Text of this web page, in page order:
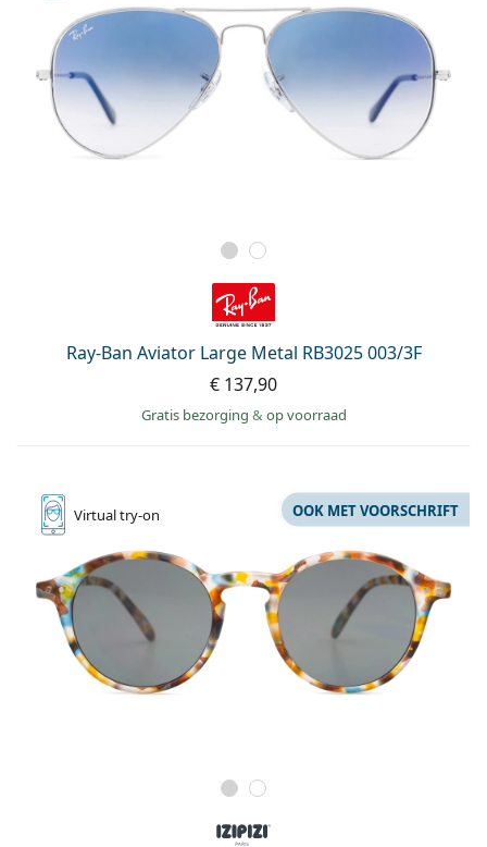
Ray-Ban Aviator Large Metal RB3025 003/3F
€ 137,90
Gratis bezorging & op voorraad
Virtualtry-on OOK MET VOORSCHRIFT